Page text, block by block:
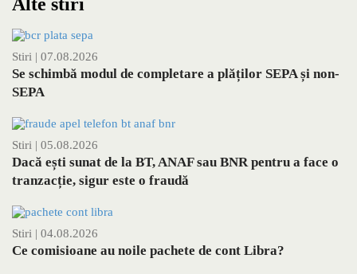
Stiri | 07.08.2026
Se schimbă modul de completare a plăților SEPA și non-
SEPA
Stiri | 05.08.2026
Dacă ești sunat de la BT, ANAF sau BNR pentru a face o
tranzacție, sigur este o fraudă
Stiri | 04.08.2026
Ce comisioane au noile pachete de cont Libra?